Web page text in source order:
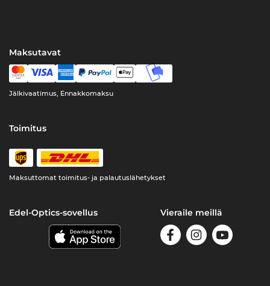
Maksutavat
Jälkivaatimus, Ennakkomaksu
Toimitus
Maksuttomat toimitus- ja palautuslähetykset
Edel-Optics-sovellus Vieraile meillä